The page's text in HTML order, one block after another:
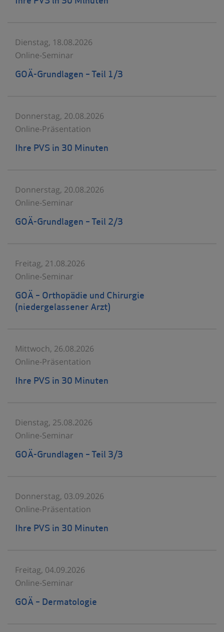
Dienstag, 18.08.2026
Online-Seminar
GOÄ-Grundlagen – Teil 1/3
Donnerstag, 20.08.2026
Online-Präsentation
Ihre PVS in 30 Minuten
Donnerstag, 20.08.2026
Online-Seminar
GOÄ-Grundlagen – Teil 2/3
Freitag, 21.08.2026
Online-Seminar
GOÄ – Orthopädie und Chirurgie
(niedergelassener Arzt)
Mittwoch, 26.08.2026
Online-Präsentation
Ihre PVS in 30 Minuten
Dienstag, 25.08.2026
Online-Seminar
GOÄ-Grundlagen – Teil 3/3
Donnerstag, 03.09.2026
Online-Präsentation
Ihre PVS in 30 Minuten
Freitag, 04.09.2026
Online-Seminar
GOÄ – Dermatologie